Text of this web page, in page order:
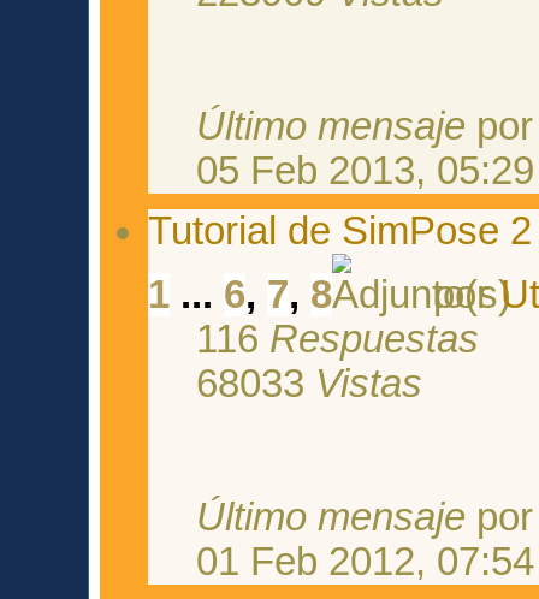
Último mensaje
05 Feb 2013, 05:29
Tutorial de SimPose 2
1 ... 6, 7, 8 por
116 Respuestas
68033 Vistas
Último mensaje
01 Feb 2012, 07:54